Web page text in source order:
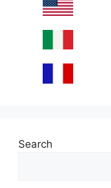
Search